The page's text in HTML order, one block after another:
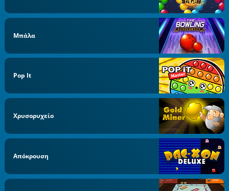
Μπάλα
Pop It
Χρυσορυχείο
Απόκρουση